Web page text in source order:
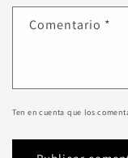
Comentario *
Ten en cuenta que los